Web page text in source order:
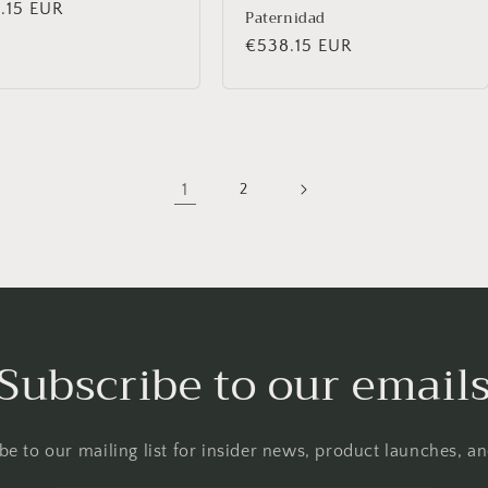
EUR Paternidad
Precio
€538.15 EUR
1 2
to our emails
to our mailing list for insider news, product launches,